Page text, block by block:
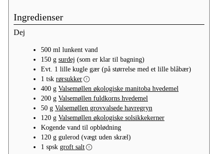
Ingredienser
Dej
500 ml lunkent vand
150 g surdej (som er klar til bagning)
Evt. 1 lille kugle gær (på størrelse med et lille blåbær)
1 tsk rørsukker
400 g Valsemøllen økologiske manitoba hvedemel
200 g Valsemøllen fuldkorns hvedemel
50 g Valsemøllen grovvalsede havregryn
120 g Valsemøllen økologiske solsikkekerner
Kogende vand til opblødning
120 g gulerod (vægt uden skræl)
1 spsk groft salt